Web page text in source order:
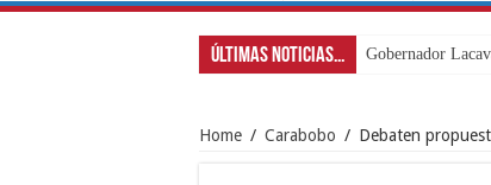
Últimas Noticias... Gobernad
Home / Carabobo / Debaten